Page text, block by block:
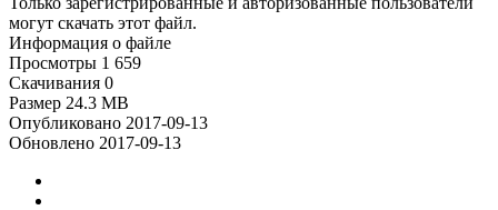
могут скачать этот файл.
Информация о файле
Просмотры 1 659
Скачивания 0
Размер 24.3 MB
Опубликовано 2017-09-13
Обновлено 2017-09-13